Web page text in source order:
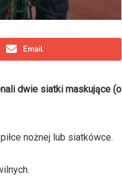
Email
dwie siatki maskujące (o
nożnej lub siatkówce.